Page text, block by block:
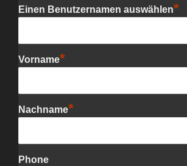
Einen Benutzernamen auswählen*
Vorname*
Nachname*
Phone